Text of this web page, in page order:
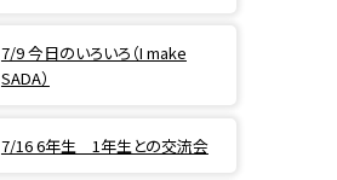
7/9 今日のいろいろ（I make
SADA）
7/16 6年生 1年生との交流会